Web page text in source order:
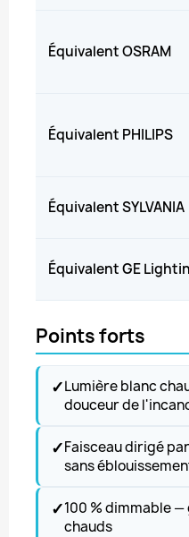
Équivalent OSRAM
Équivalent PHILIPS
Équivalent SYLVANIA
Équivalent GE
Points forts
✓Lumière blanc
douceur de
✓Faisceau dirigé
sans
✓100 % dimmable
chauds